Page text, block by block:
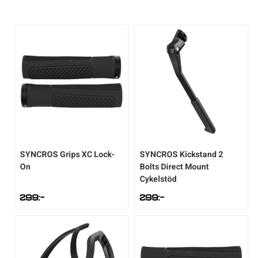
Cykelpumpar
Däck
SYNCROSGrips XC Lock-
On
299:-
SYNCROS Kickstand 2
Bolts Direct Mount
Cykelstöd
299:-